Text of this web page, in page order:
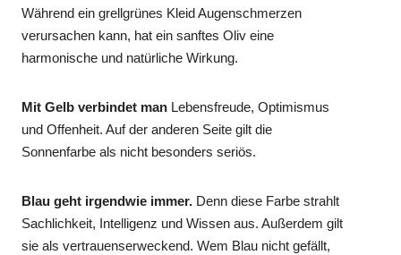
Während ein grellgrünes Kleid Augenschmerzen
verursachen kann, hat ein sanftes Oliv eine
harmonische und natürliche Wirkung.
Mit Gelb verbindet man Lebensfreude, Optimismus
und Offenheit. Auf der anderen Seite gilt die
Sonnenfarbe als nicht besonders seriös.
Blau geht irgendwie immer. Denn diese Farbe strahlt
Sachlichkeit, Intelligenz und Wissen aus. Außerdem gilt
sie als vertrauenserweckend. Wem Blau nicht gefällt,